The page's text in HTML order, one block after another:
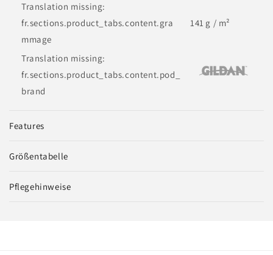
Translation missing:
fr.sections.product_tabs.content.gra
mmage
141 g / m²
Translation missing:
fr.sections.product_tabs.content.pod_
brand
Features
Größentabelle
Pflegehinweise